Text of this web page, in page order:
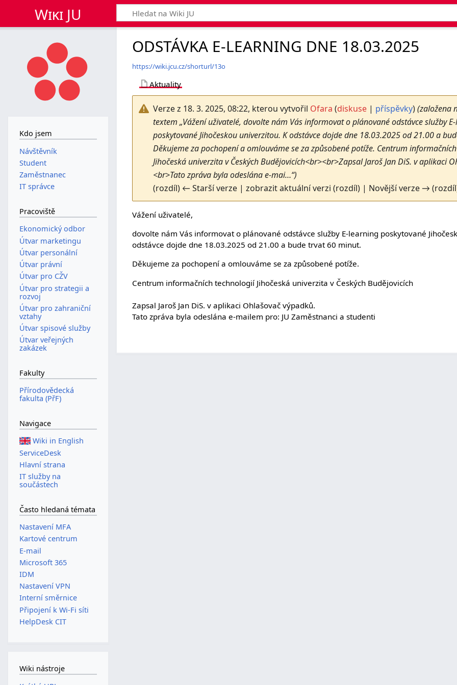
Wiki JU
ODSTÁVKA E-LEARNING DNE 18.03.2025
https://wiki.jcu.cz/shorturl/13o
Aktuality
Verze z 18. 3. 2025, 08:22, kterou vytvořil Ofara (diskuse | příspěvky)(založena
textem „Vážení uživatelé, dovolte nám Vás informovat o plánované odstávce služby
poskytované Jihočeskou univerzitou. K odstávce dojde dne 18.03.2025 od 21.00 a
Děkujeme za pochopení a omlouváme se za způsobené potíže. Centrum
Jihočeská univerzita v Českých Budějovicích<br><br>Zapsal Jaroš Jan DiS. v aplikaci
<br>Tato zpráva byla odeslána e-mai…“)
(rozdíl) ← Starší verze | zobrazit aktuální verzi (rozdíl) | Novější verze →
Vážení uživatelé,
dovolte nám Vás informovat o plánované odstávce služby E-learning poskytované
odstávce dojde dne 18.03.2025 od 21.00 a bude trvat 60 minut.
Děkujeme za pochopení a omlouváme se za způsobené potíže.
Centrum informačních technologií Jihočeská univerzita v Českých Budějovicích
Zapsal Jaroš Jan DiS. v aplikaci Ohlašovač výpadků.
Tato zpráva byla odeslána e-mailem pro: JU Zaměstnanci a studenti
Kdo jsem
Návštěvník
Student
Zaměstnanec
IT správce
Pracoviště
Ekonomický odbor
Útvar marketingu
Útvar personální
Útvar právní
Útvar pro CŽV
Útvar pro strategii a
rozvoj
Útvar pro zahraniční
vztahy
Útvar spisové služby
Útvar veřejných
zakázek
Fakulty
Přírodovědecká
fakulta (PřF)
Navigace
Wiki in English
ServiceDesk
Hlavní strana
IT služby na
součástech
Často hledaná témata
Nastavení MFA
Kartové centrum
E-mail
Microsoft 365
IDM
Nastavení VPN
Interní směrnice
Připojení k Wi-Fi síti
HelpDesk CIT
Wiki nástroje